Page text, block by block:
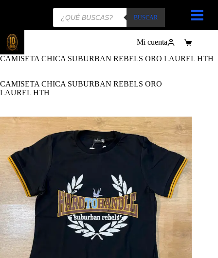
Búsqueda
BUSCAR
Mi cuenta
Carro
de
compra
CAMISETA CHICA SUBURBAN REBELS ORO LAUREL HTH
CAMISETA CHICA SUBURBAN REBELS ORO
LAUREL HTH